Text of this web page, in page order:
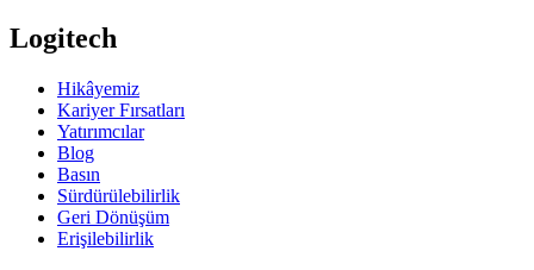
Logitech
Hikâyemiz
Kariyer Fırsatları
Yatırımcılar
Blog
Basın
Sürdürülebilirlik
Geri Dönüşüm
Erişilebilirlik